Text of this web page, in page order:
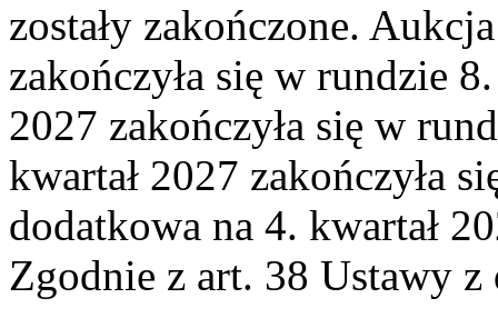
zostały zakończone.
zakończyła się w rundzie
2027 zakończyła się w
kwartał 2027 zakończyła
dodatkowa na 4. kwartał
Zgodnie z art. 38 Ustawy